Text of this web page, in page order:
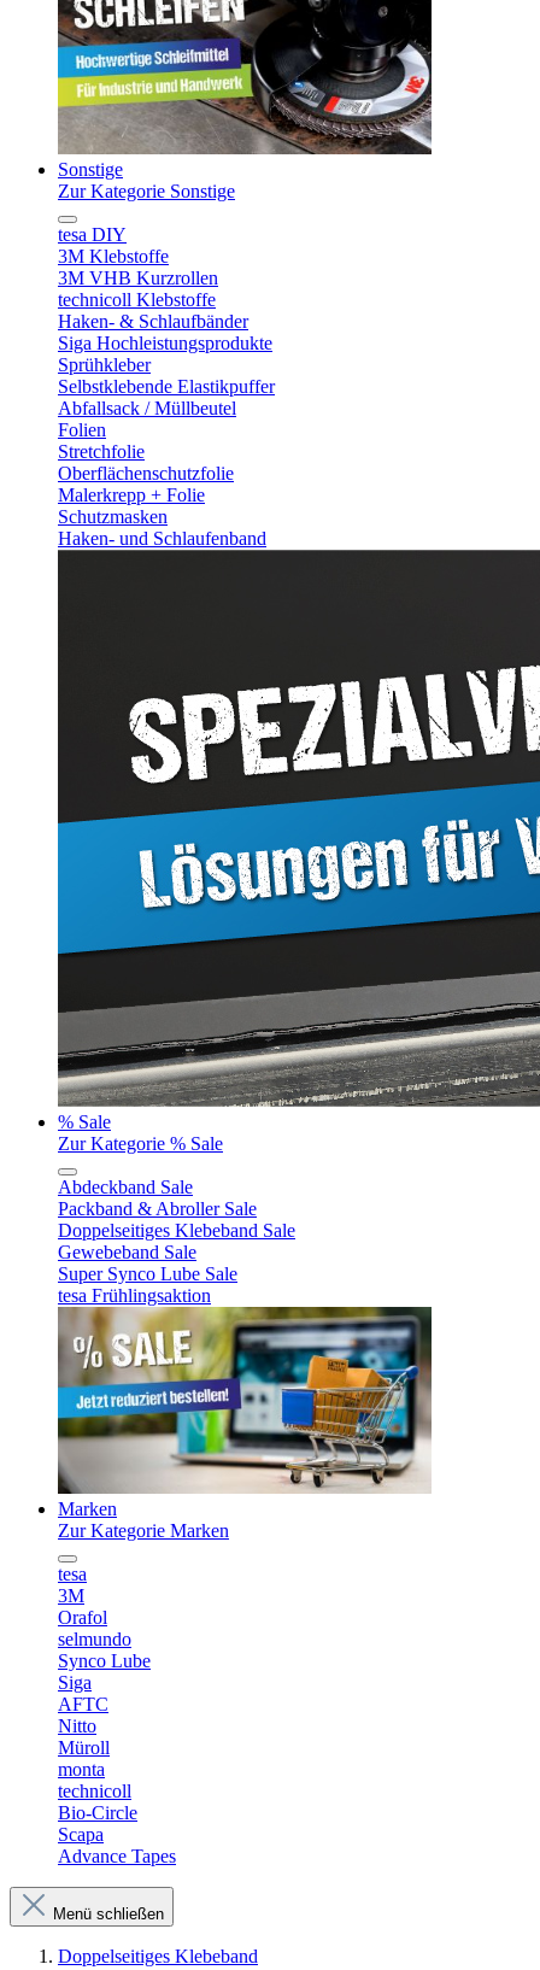
Sonstige
Zur Kategorie Sonstige
tesa DIY
3M Klebstoffe
3M VHB Kurzrollen
technicoll Klebstoffe
Haken- & Schlaufbänder
Siga Hochleistungsprodukte
Sprühkleber
Selbstklebende Elastikpuffer
Abfallsack / Müllbeutel
Folien
Stretchfolie
Oberflächenschutzfolie
Malerkrepp + Folie
Schutzmasken
Haken- und Schlaufenband
% Sale
Zur Kategorie % Sale
Abdeckband Sale
Packband & Abroller Sale
Doppelseitiges Klebeband Sale
Gewebeband Sale
Super Synco Lube Sale
tesa Frühlingsaktion
Marken
Zur Kategorie Marken
tesa
3M
Orafol
selmundo
Synco Lube
Siga
AFTC
Nitto
Müroll
monta
technicoll
Bio-Circle
Scapa
Advance Tapes
Menü schließen
Doppelseitiges Klebeband